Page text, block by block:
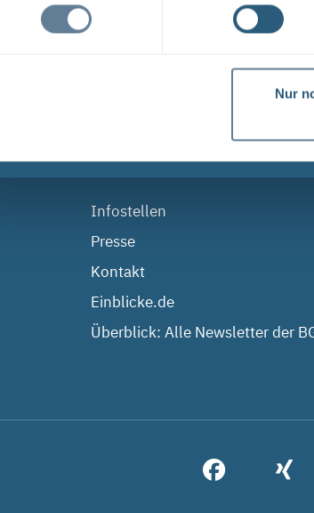
Nur
BGE IM DIALOG
Infostellen
Presse
Kontakt
Einblicke.de
Überblick: Alle Newsletter der